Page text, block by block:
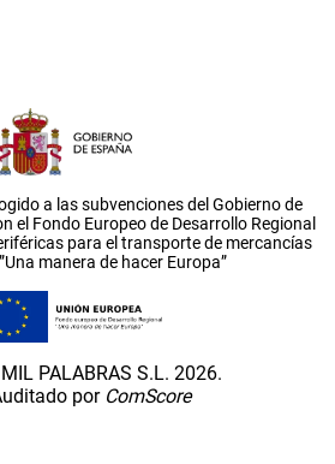
a las subvenciones del Gobierno de
el Fondo Europeo de Desarrollo Regional
para el transporte de mercancías
manera de hacer Europa”
PALABRAS S.L. 2026.
por ComScore